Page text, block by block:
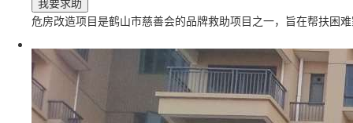
危房改造项目是鹤山市慈善会的品牌救助项目之一，旨在帮扶困